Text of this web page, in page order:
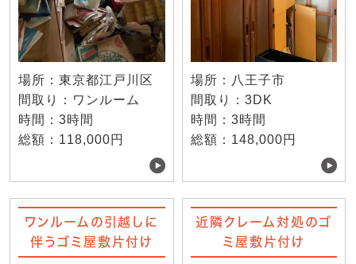
場所：東京都江戸川区
間取り：ワンルーム
時間：3時間
総額：118,000円
場所：八王子市
間取り：3DK
時間：3時間
総額：148,000円
ワンルームの引越しに
伴うゴミ屋敷片付け
近隣クレーム対処のゴ
ミ屋敷片付け